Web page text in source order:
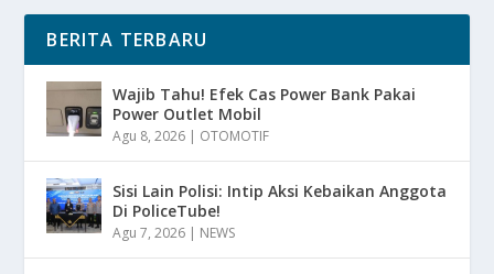
BERITA TERBARU
Wajib Tahu! Efek Cas Power Bank Pakai
Power Outlet Mobil
Agu 8, 2026 | OTOMOTIF
Sisi Lain Polisi: Intip Aksi Kebaikan Anggota
Di PoliceTube!
Agu 7, 2026 | NEWS